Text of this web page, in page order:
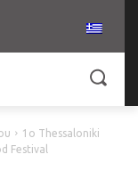
1ο Thessaloniki
Festival